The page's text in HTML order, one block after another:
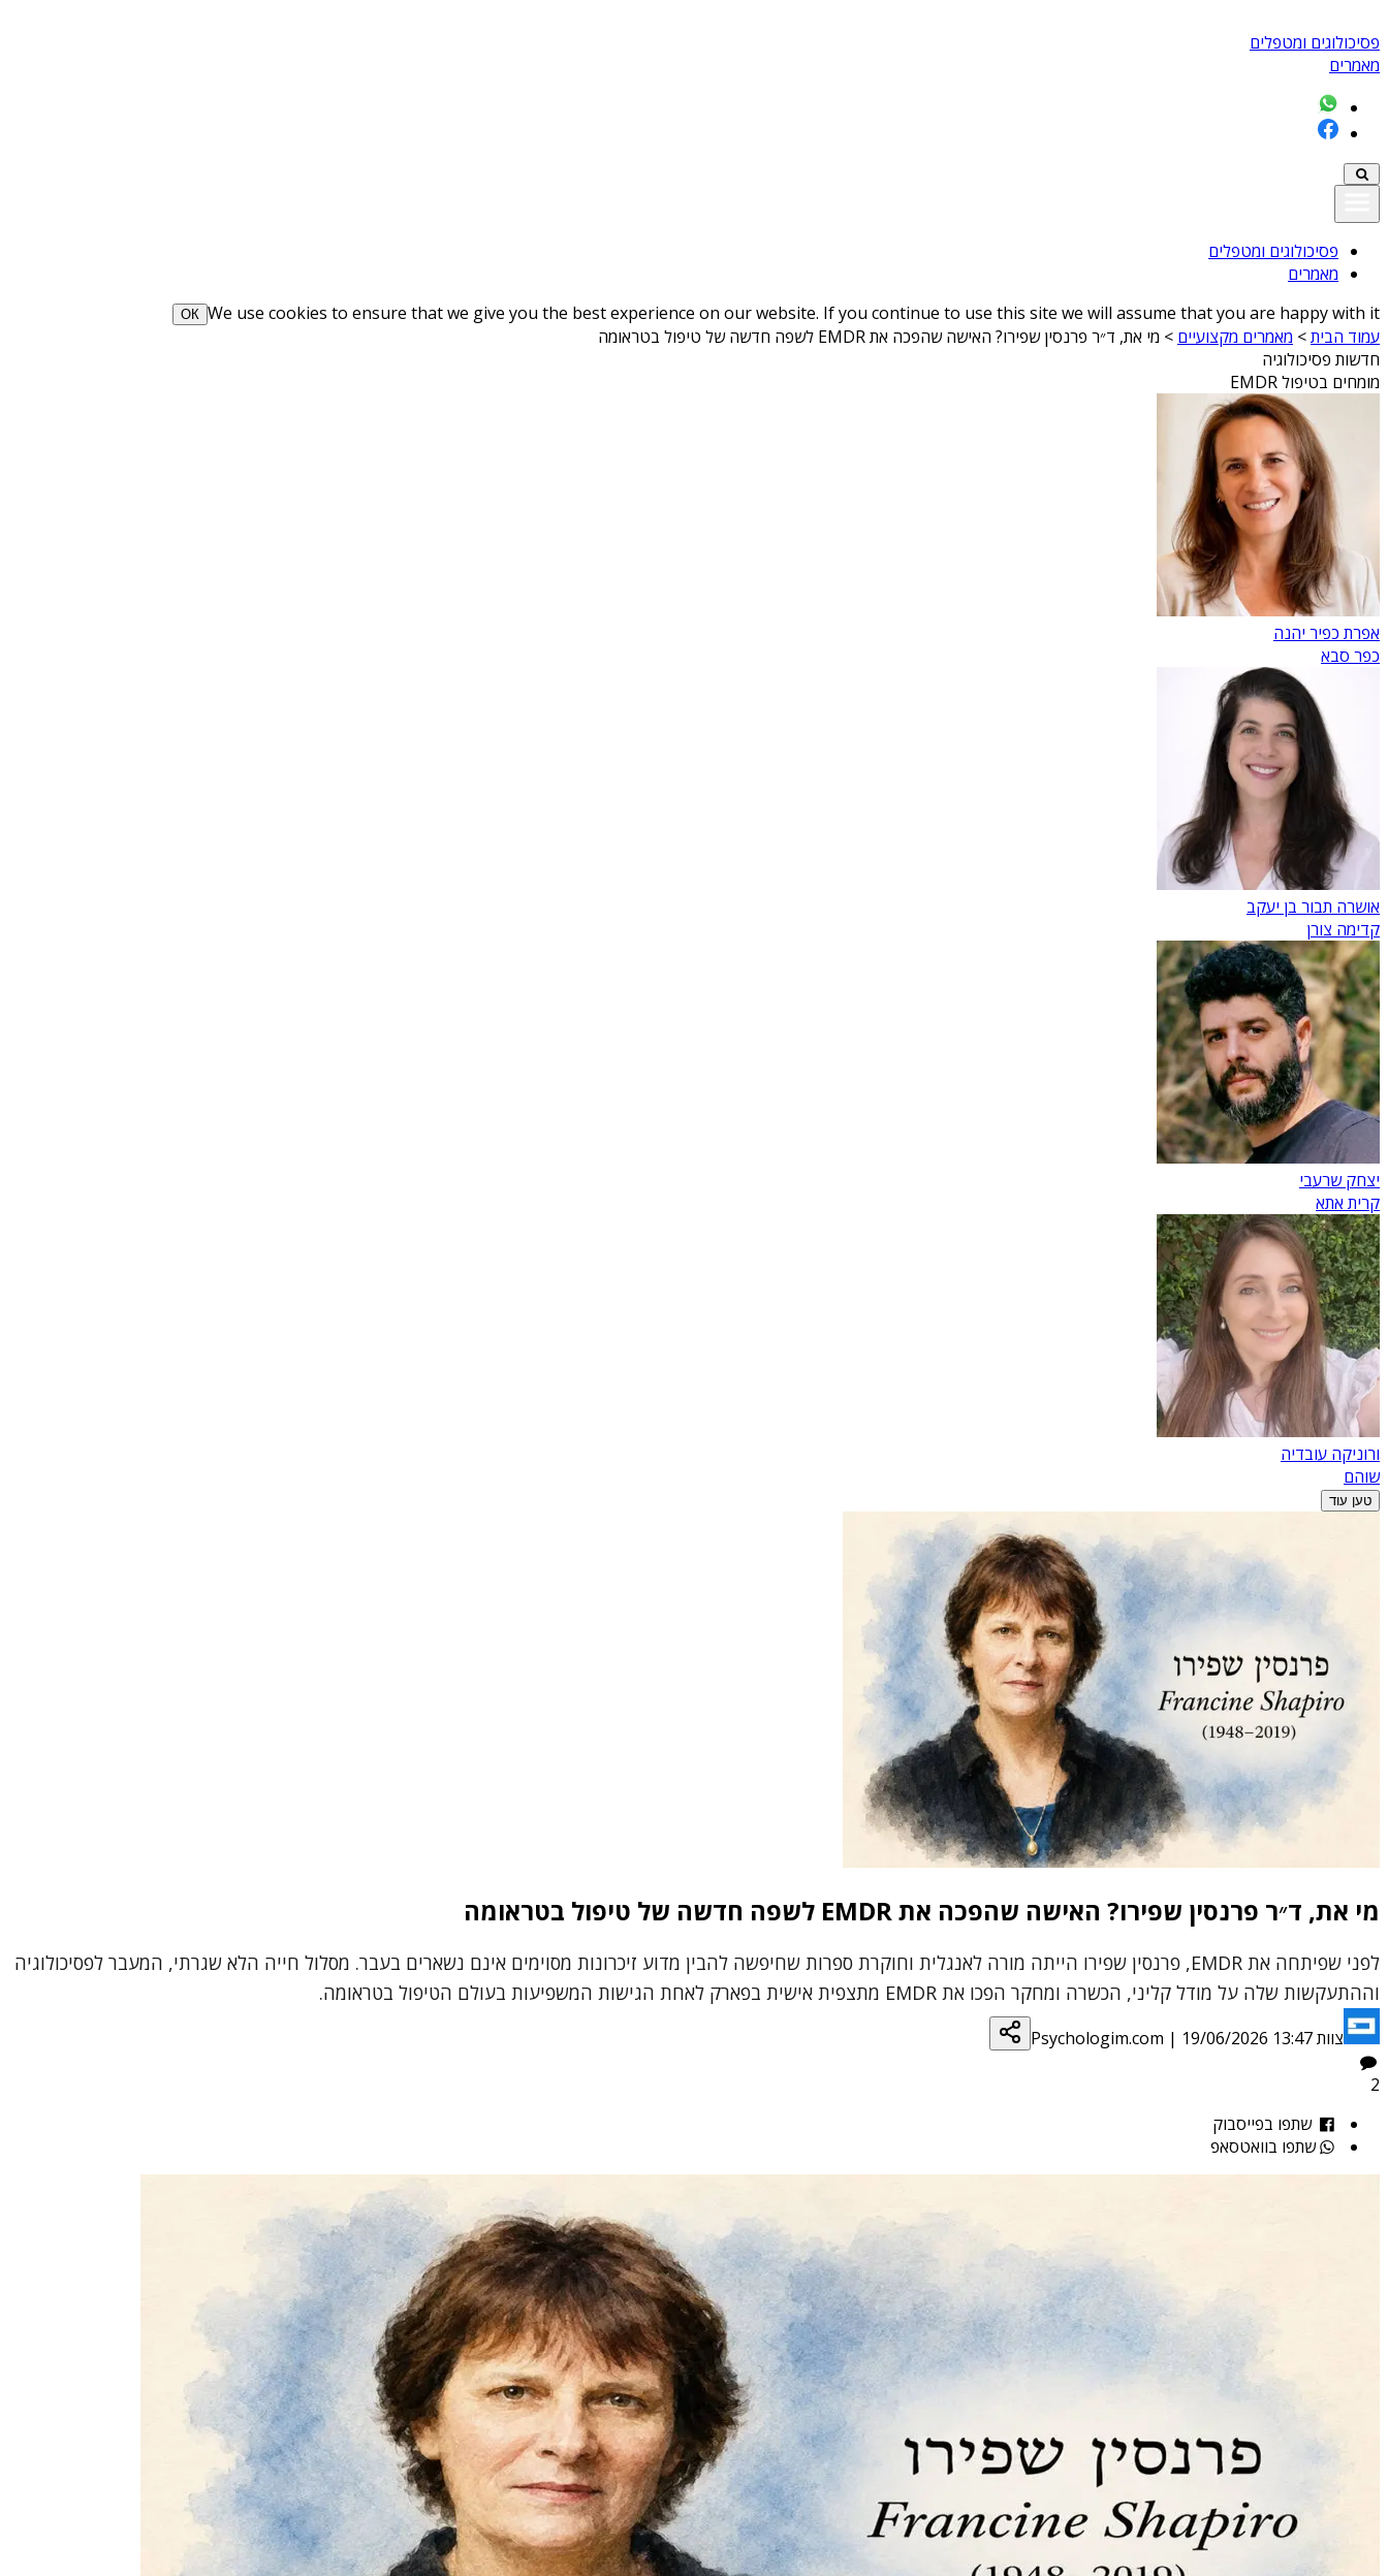
פסיכולוגים ומטפלים
מאמרים
פסיכולוגים ומטפלים
מאמרים
We use cookies to ensure that we give you the best experience on our website. If you continue to use this site we will assume that you are happy with it
ОК
עמוד הבית> מאמרים מקצועיים > מי את, ד״ר פרנסין שפירו? האישה שהפכה את EMDR לשפה חדשה של טיפול בטראומה
חדשות פסיכולוגיה
מומחים בטיפול EMDR
אפרת כפיר יהנה
כפר סבא
אושרה תבור בן יעקב
קדימה צורן
יצחק שרעבי
קרית אתא
ורוניקה עובדיה
שוהם
טען עוד
מי את, ד״ר פרנסין שפירו? האישה שהפכה את EMDR לשפה חדשה של טיפול בטראומה
לפני שפיתחה את EMDR, פרנסין שפירו הייתה מורה לאנגלית וחוקרת ספרות שחיפשה להבין מדוע זיכרונות מסוימים אינם נשארים בעבר. מסלול חייה הלא שגרתי, המעבר לפסיכולוגיה
וההתעקשות שלה על מודל קליני, הכשרה ומחקר הפכו את EMDR מתצפית אישית בפארק לאחת הגישות המשפיעות בעולם הטיפול בטראומה.
צוות Psychologim.com | 19/06/2026 13:47
2
שתפו בפייסבוק
שתפו בוואטסאפ